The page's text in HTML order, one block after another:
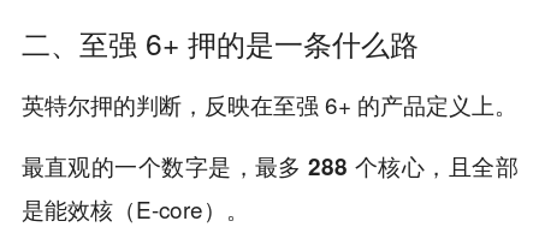
二、至强 6+ 押的是一条什么路
英特尔押的判断，反映在至强 6+ 的产品定义上。
最直观的一个数字是， 最多 288 个核心 ，且全部
是能效核（E-core）。